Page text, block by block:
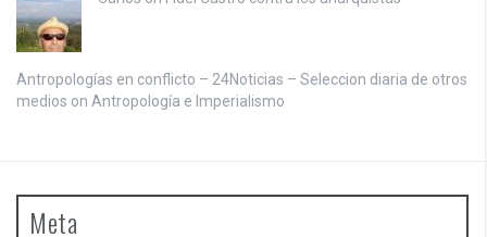
Antropologías en conflicto – 24Noticias – Seleccion diaria de otros
medios on Antropología e Imperialismo
Meta